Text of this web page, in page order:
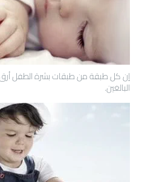
إن كل طبقة من طبقات بشرة الطفل
البالغين.